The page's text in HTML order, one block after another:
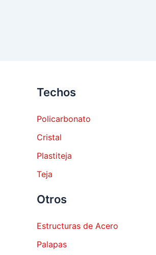
Techos
Policarbonato
Cristal
Plastiteja
Teja
Otros
Estructuras de Acero
Palapas